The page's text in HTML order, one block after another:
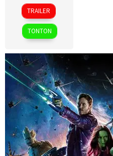
7
Aug
2024
Benedict
Mique
TRAILER
TONTON